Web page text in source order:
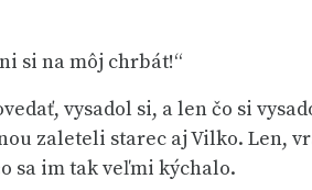
si na môj chrbát!“
vysadol si, a len čo si
zaleteli starec aj Vilko. Len,
sa im tak veľmi kýchalo.